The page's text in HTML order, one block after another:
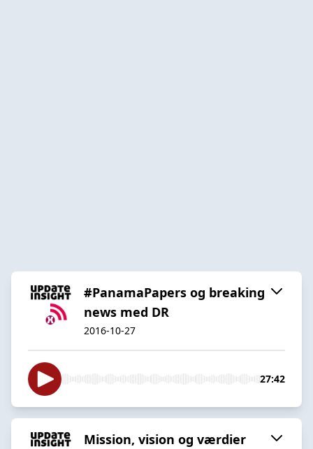
#PanamaPapers og breaking
news med DR
2016-10-27
27:42
Mission, vision og værdier